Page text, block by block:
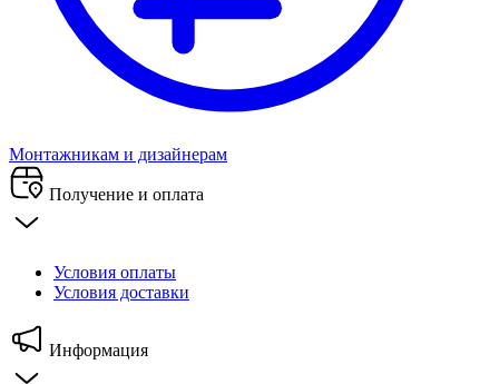
Монтажникам и дизайнерам
Получение и оплата
Условия оплаты
Условия доставки
Информация